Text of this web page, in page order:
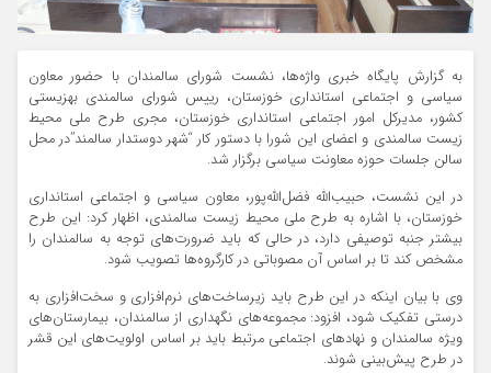
به گزارش پایگاه خبری واژه‌ها، نشست شورای سالمندان با حضور معاون
سیاسی و اجتماعی استانداری خوزستان، رییس شورای سالمندی بهزیستی
کشور، مدیرکل امور اجتماعی استانداری خوزستان، مجری طرح ملی محیط
زیست سالمندی و اعضای این شورا با دستور کار “شهر دوستدار سالمند”در محل
سالن جلسات حوزه معاونت سیاسی برگزار شد.
در این نشست، حبیب‌الله فضل‌الله‌پور، معاون سیاسی و اجتماعی استانداری
خوزستان، با اشاره به طرح ملی محیط زیست سالمندی، اظهار کرد: این طرح
بیشتر جنبه توصیفی دارد، در حالی که باید ضرورت‌های توجه به سالمندان را
مشخص کند تا بر اساس آن مصوباتی در کارگروه‌ها تصویب شود.
وی با بیان اینکه در این طرح باید زیرساخت‌های نرم‌افزاری و سخت‌افزاری به
درستی تفکیک شود، افزود: مجموعه‌های نگهداری از سالمندان، بیمارستان‌های
ویژه سالمندان و نهادهای اجتماعی مرتبط باید بر اساس اولویت‌های این قشر
در طرح پیش‌بینی شوند.